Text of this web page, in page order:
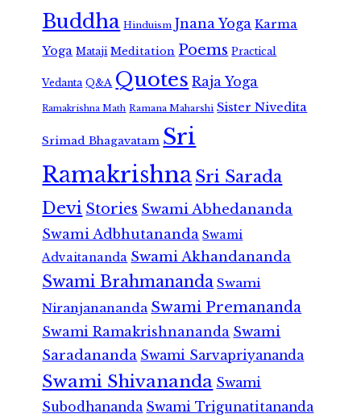
Buddha Hinduism Jnana Yoga Karma
Yoga Mataji Meditation Poems Practical
Vedanta Q&A Quotes Raja Yoga
Ramakrishna Math Ramana Maharshi Sister Nivedita
Srimad Bhagavatam Sri
RamakrishnaSri Sarada
Devi Stories Swami Abhedananda
Swami Adbhutananda Swami
Advaitananda Swami Akhandananda
Swami Brahmananda Swami
Niranjanananda Swami Premananda
Swami Ramakrishnananda Swami
Saradananda Swami Sarvapriyananda
Swami Shivananda Swami
Subodhananda Swami Trigunatitananda